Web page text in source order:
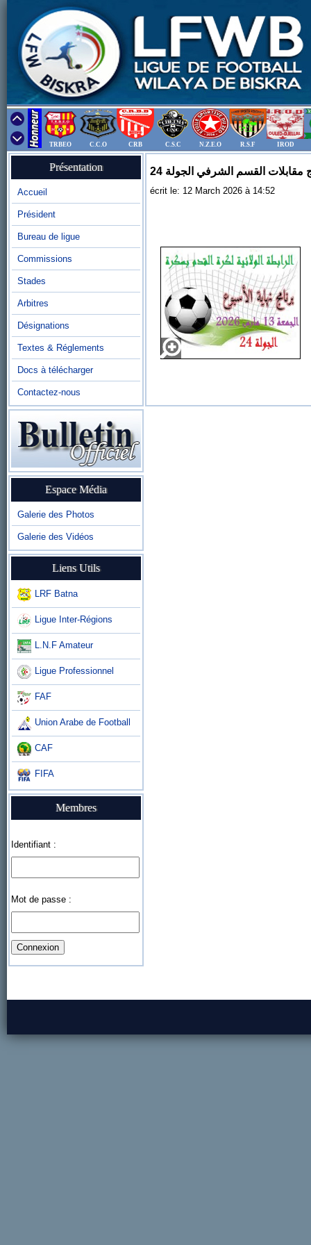
TRBEO C.C.O CRB C.S.C N.Z.E.O R.S.F IROD
Présentation
Accueil
Président
Bureau de ligue
Commissions
Stades
Arbitres
Désignations
Textes & Réglements
Docs à télécharger
Contactez-nous
Espace Média
Galerie des Photos
Galerie des Vidéos
Liens Utils
LRF Batna
Ligue Inter-Régions
L.N.F Amateur
Ligue Professionnel
FAF
Union Arabe de Football
CAF
FIFA
Membres
Identifiant :
Mot de passe :
مقابلات القسم الشرفي الجولة 24
écrit le: 12 March 2026 à 14:52